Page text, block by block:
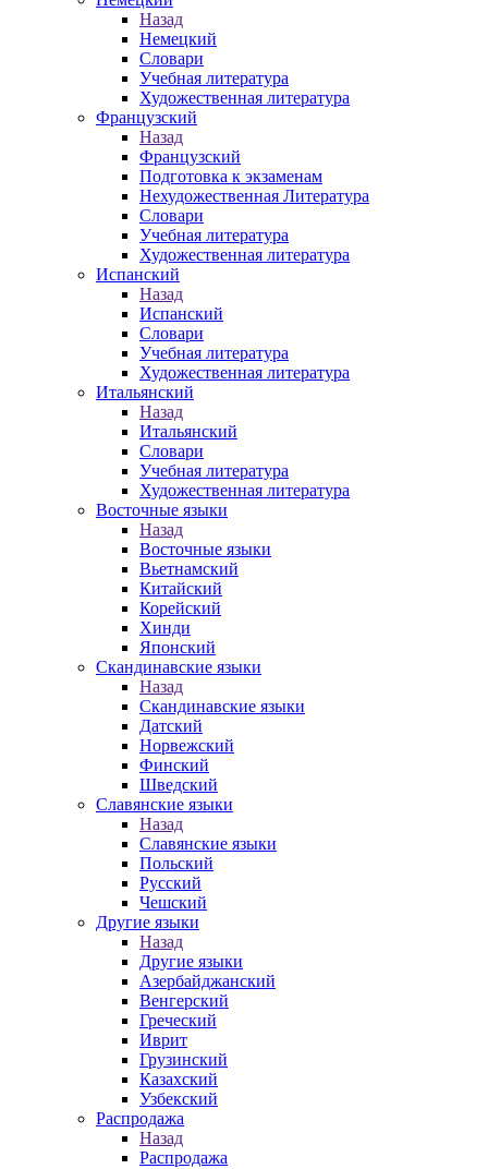
Назад
Немецкий
Словари
Учебная литература
Художественная литература
Французский
Назад
Французский
Подготовка к экзаменам
Нехудожественная Литература
Словари
Учебная литература
Художественная литература
Испанский
Назад
Испанский
Словари
Учебная литература
Художественная литература
Итальянский
Назад
Итальянский
Словари
Учебная литература
Художественная литература
Восточные языки
Назад
Восточные языки
Вьетнамский
Китайский
Корейский
Хинди
Японский
Скандинавские языки
Назад
Скандинавские языки
Датский
Норвежский
Финский
Шведский
Славянские языки
Назад
Славянские языки
Польский
Русский
Чешский
Другие языки
Назад
Другие языки
Азербайджанский
Венгерский
Греческий
Иврит
Грузинский
Казахский
Узбекский
Распродажа
Назад
Распродажа